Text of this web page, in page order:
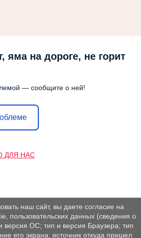
яма на дороге, не горит
— сообщите о ней!
ДЛЯ НАС
наш сайт, вы даете согласие на
пользовательских данных (сведения о
версия ОС; тип и версия Браузера; тип
его экрана; источник откуда пришел